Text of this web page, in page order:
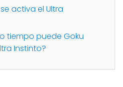
activa el Ultra
tiempo puede Goku
Instinto?